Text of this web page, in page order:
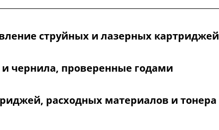
струйных и лазерных картриджей
чернила, проверенные годами
расходных материалов и тонера